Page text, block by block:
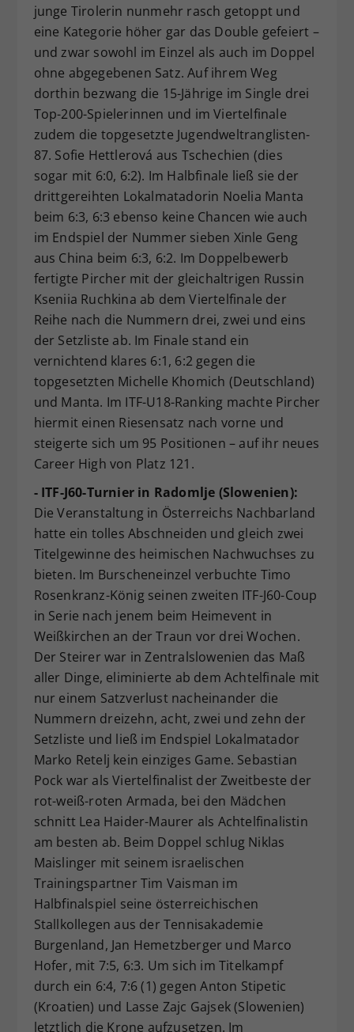
junge Tirolerin nunmehr rasch getoppt und
eine Kategorie höher gar das Double gefeiert –
und zwar sowohl im Einzel als auch im Doppel
ohne abgegebenen Satz. Auf ihrem Weg
dorthin bezwang die 15-Jährige im Single drei
Top-200-Spielerinnen und im Viertelfinale
zudem die topgesetzte Jugendweltranglisten-
87. Sofie Hettlerová aus Tschechien (dies
sogar mit 6:0, 6:2). Im Halbfinale ließ sie der
drittgereihten Lokalmatadorin Noelia Manta
beim 6:3, 6:3 ebenso keine Chancen wie auch
im Endspiel der Nummer sieben Xinle Geng
aus China beim 6:3, 6:2. Im Doppelbewerb
fertigte Pircher mit der gleichaltrigen Russin
Kseniia Ruchkina ab dem Viertelfinale der
Reihe nach die Nummern drei, zwei und eins
der Setzliste ab. Im Finale stand ein
vernichtend klares 6:1, 6:2 gegen die
topgesetzten Michelle Khomich (Deutschland)
und Manta. Im ITF-U18-Ranking machte Pircher
hiermit einen Riesensatz nach vorne und
steigerte sich um 95 Positionen – auf ihr neues
Career High von Platz 121.
- ITF-J60-Turnier in Radomlje (Slowenien):
Die Veranstaltung in Österreichs Nachbarland
hatte ein tolles Abschneiden und gleich zwei
Titelgewinne des heimischen Nachwuchses zu
bieten. Im Burscheneinzel verbuchte Timo
Rosenkranz-König seinen zweiten ITF-J60-Coup
in Serie nach jenem beim Heimevent in
Weißkirchen an der Traun vor drei Wochen.
Der Steirer war in Zentralslowenien das Maß
aller Dinge, eliminierte ab dem Achtelfinale mit
nur einem Satzverlust nacheinander die
Nummern dreizehn, acht, zwei und zehn der
Setzliste und ließ im Endspiel Lokalmatador
Marko Retelj kein einziges Game. Sebastian
Pock war als Viertelfinalist der Zweitbeste der
rot-weiß-roten Armada, bei den Mädchen
schnitt Lea Haider-Maurer als Achtelfinalistin
am besten ab. Beim Doppel schlug Niklas
Maislinger mit seinem israelischen
Trainingspartner Tim Vaisman im
Halbfinalspiel seine österreichischen
Stallkollegen aus der Tennisakademie
Burgenland, Jan Hemetzberger und Marco
Hofer, mit 7:5, 6:3. Um sich im Titelkampf
durch ein 6:4, 7:6 (1) gegen Anton Stipetic
(Kroatien) und Lasse Zajc Gajsek (Slowenien)
letztlich die Krone aufzusetzen. Im